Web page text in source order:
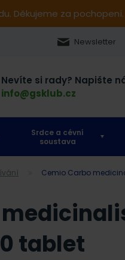
Děkujeme za pochopení.
Newsletter
Nevíte si rady? Napište
info@gsklub.cz
Srdce a cévní
soustava
Cemio Carbo
tablet